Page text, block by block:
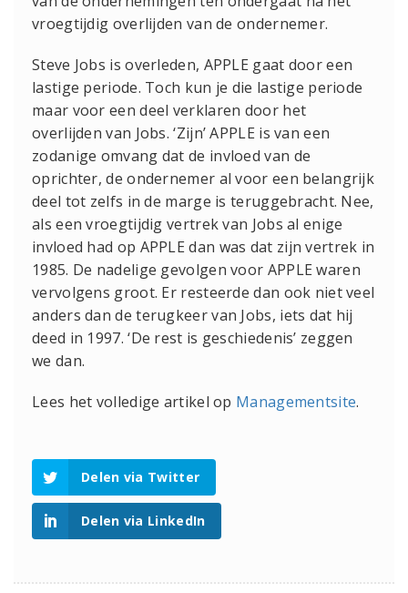
vroegtijdig overlijden van de ondernemer.
Steve Jobs is overleden, APPLE gaat door een
lastige periode. Toch kun je die lastige periode
maar voor een deel verklaren door het
overlijden van Jobs. ‘Zijn’ APPLE is van een
zodanige omvang dat de invloed van de
oprichter, de ondernemer al voor een belangrijk
deel tot zelfs in de marge is teruggebracht. Nee,
als een vroegtijdig vertrek van Jobs al enige
invloed had op APPLE dan was dat zijn vertrek in
1985. De nadelige gevolgen voor APPLE waren
vervolgens groot. Er resteerde dan ook niet veel
anders dan de terugkeer van Jobs, iets dat hij
deed in 1997. ‘De rest is geschiedenis’ zeggen
we dan.
Lees het volledige artikel op Managementsite.
Delen via Twitter
Delen via LinkedIn